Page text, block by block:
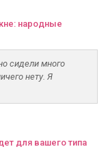
народные
сидели много
нету. Я
для вашего типа